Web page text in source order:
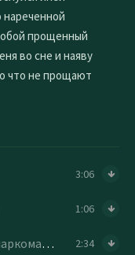
нареченной
прощенный
во сне и наяву
что не прощают
3:06
1:06
remix) 2:34